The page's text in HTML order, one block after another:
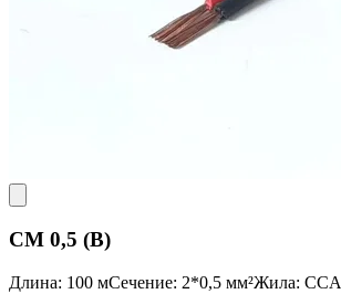
CM 0,5 (B)
Длина: 100 мСечение: 2*0,5 мм²Жила: CCA